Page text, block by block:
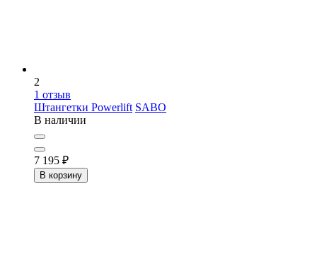
2
1 отзыв
Штангетки Powerlift SABO
В наличии
7 195 ₽
В корзину